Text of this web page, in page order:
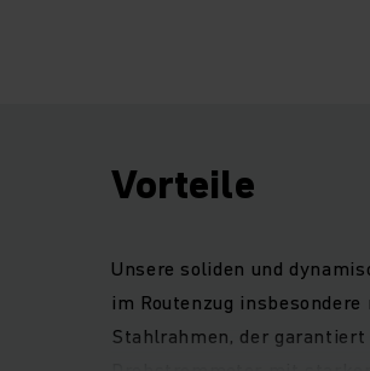
Vorteile
Unsere soliden und
im Routenzug
Stahlrahmen, der